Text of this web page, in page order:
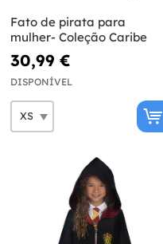
Fato de pirata para
mulher- Coleção Caribe
30,99 €
DISPONÍVEL